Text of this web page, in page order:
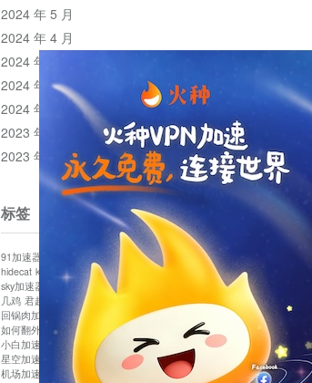
2024 年 5 月
2024 年 4 月
2024 年 3 月
2024 年 2 月
2024 年 1 月
2023 年 12 月
2023 年 11 月
标签
91加速器 bluelayer加速器
clash节点
hidecat kuai500 panda加速器
plex加速器
sky加速器
telegram加速器 中信加速器
云梯加速器
几鸡 君越加速器 哔咔漫画加速器
唐师傅加速器
回锅肉加速器
坚果加速器 壹点加速器
如何翻外墙网站 小哈vp加速器
小火箭加速器
小白加速器
布谷vp加速器 心阶云 快连
星空加速器
最新版clash安卓下载
月光加速器
机场加速器
松果云 极快加速器
梯子加速器